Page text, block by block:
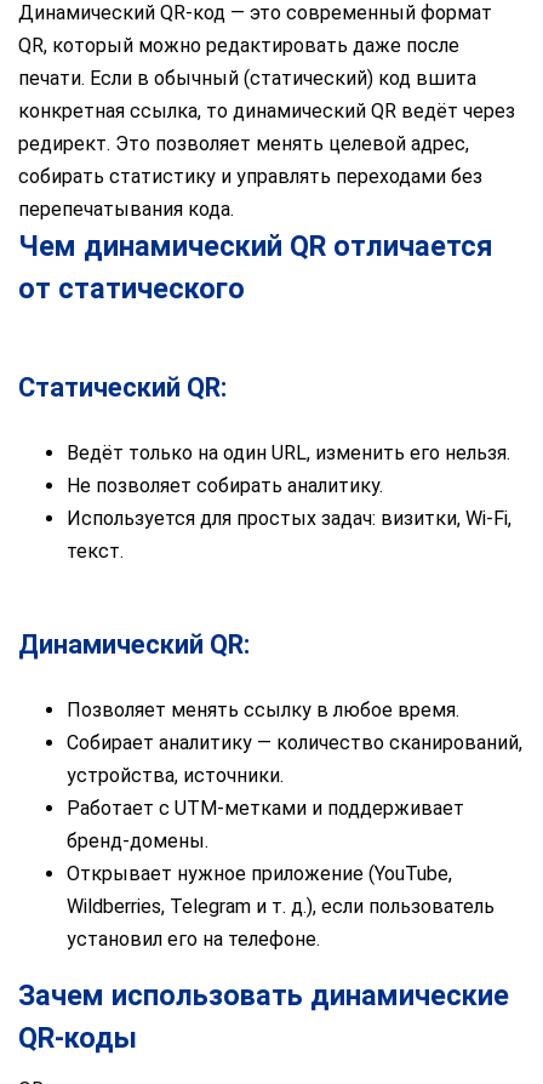
Динамический QR-код — это современный формат
QR, который можно редактировать даже после
печати. Если в обычный (статический) код вшита
конкретная ссылка, то динамический QR ведёт через
редирект. Это позволяет менять целевой адрес,
собирать статистику и управлять переходами без
перепечатывания кода.
Чем динамический QR отличается
от статического
Статический QR:
Ведёт только на один URL, изменить его нельзя.
Не позволяет собирать аналитику.
Используется для простых задач: визитки, Wi-Fi,
текст.
Динамический QR:
Позволяет менять ссылку в любое время.
Собирает аналитику — количество сканирований,
устройства, источники.
Работает с UTM-метками и поддерживает
бренд-домены.
Открывает нужное приложение (YouTube,
Wildberries, Telegram и т. д.), если пользователь
установил его на телефоне.
Зачем использовать динамические
QR-коды